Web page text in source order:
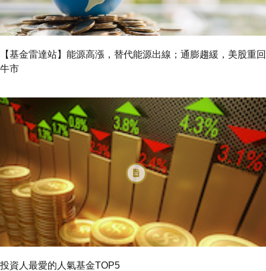
【基金雷達站】能源高漲，替代能源出線；通膨趨緩，美股重回
牛市
投資人最愛的人氣基金TOP5